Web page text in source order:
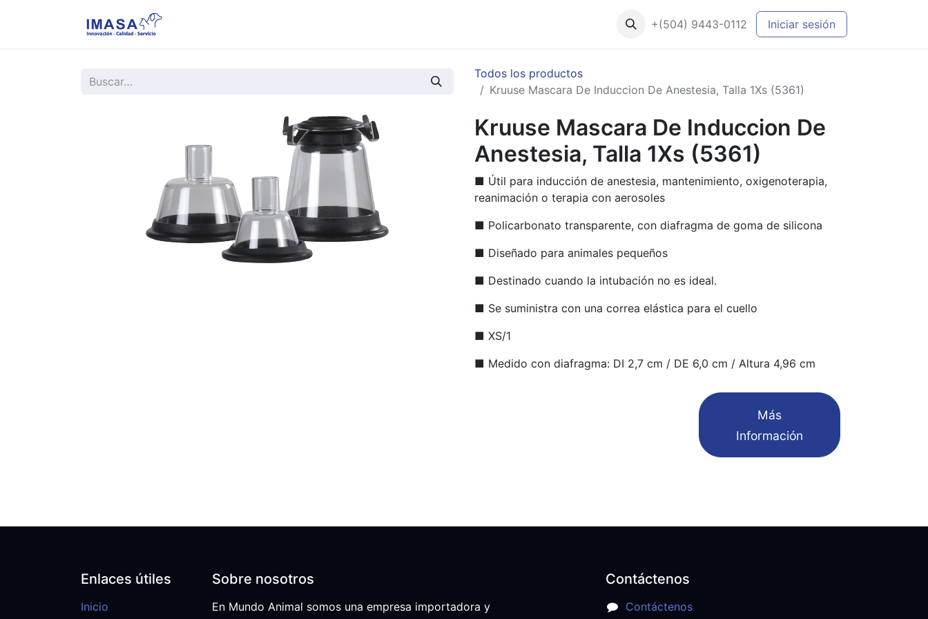
+(504) 9443-0112 Iniciar sesión
Todos los productos
Kruuse Mascara De Induccion De Anestesia, Talla 1Xs (5361)
Kruuse Mascara De Induccion De
Anestesia, Talla 1Xs (5361)
■ Útil para inducción de anestesia, mantenimiento, oxigenoterapia,
reanimación o terapia con aerosoles
■ Policarbonato transparente, con diafragma de goma de silicona
■ Diseñado para animales pequeños
■ Destinado cuando la intubación no es ideal.
■ Se suministra con una correa elástica para el cuello
■ XS/1
■ Medido con diafragma: DI 2,7 cm / DE 6,0 cm / Altura 4,96 cm
​Más
Información
Enlaces útiles
Inicio
Sobre nosotros
En Mundo Animal somos una empresa importadora y
Contáctenos
Contáctenos